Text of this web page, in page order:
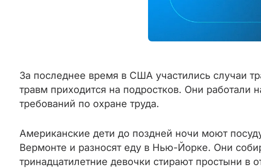
За последнее время в США участились случаи
травм приходится на подростков. Они работали
требований по охране труда.
Американские дети до поздней ночи моют
Вермонте и разносят еду в Нью-Йорке. Они
тринадцатилетние девочки стирают простыни в